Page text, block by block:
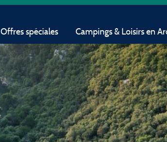
Offres spéciales Campings & Loisirs en